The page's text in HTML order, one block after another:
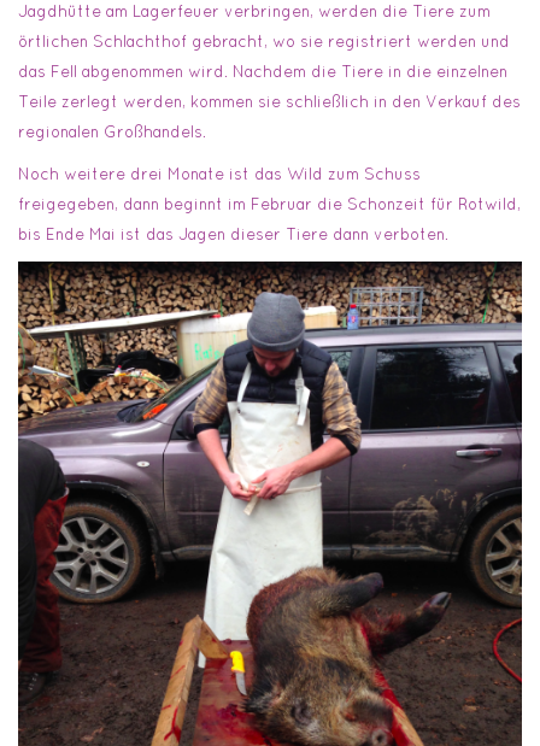
Jagdhütte am Lagerfeuer verbringen, werden die Tiere zum
örtlichen Schlachthof gebracht, wo sie registriert werden und
das Fell abgenommen wird. Nachdem die Tiere in die einzelnen
Teile zerlegt werden, kommen sie schließlich in den Verkauf des
regionalen Großhandels.
Noch weitere drei Monate ist das Wild zum Schuss
freigegeben, dann beginnt im Februar die Schonzeit für Rotwild,
bis Ende Mai ist das Jagen dieser Tiere dann verboten.